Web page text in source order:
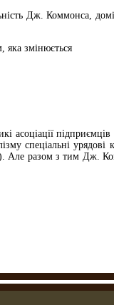
Дж. Коммонса,
яка змінюється
асоціації
спеціальні
Але разом з тим Дж.